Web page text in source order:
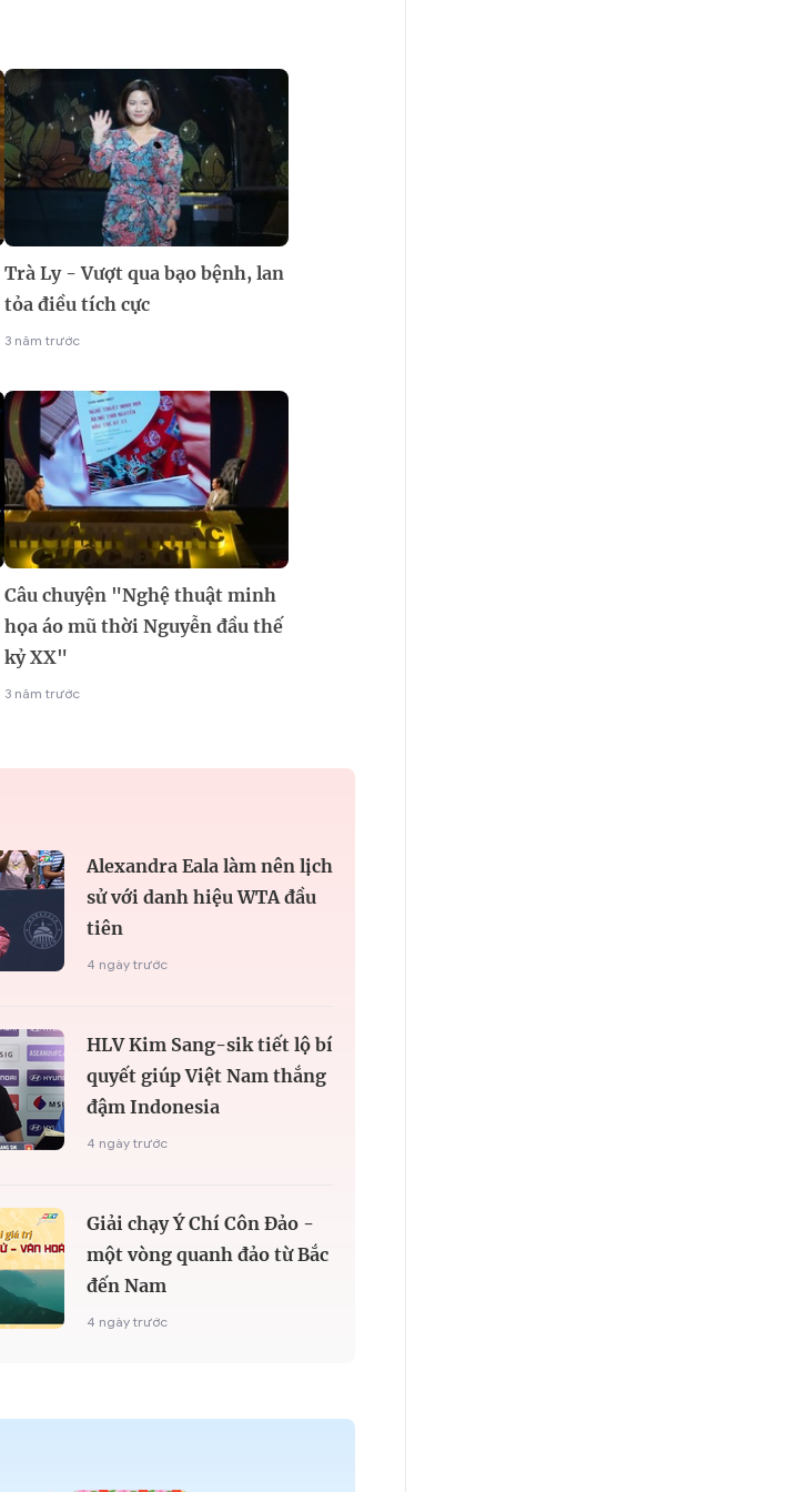
Trà Ly - Vượt qua bạo bệnh, lan
tỏa điều tích cực
3 năm trước
Câu chuyện "Nghệ thuật minh
họa áo mũ thời Nguyễn đầu thế
kỷ XX"
3 năm trước
Alexandra Eala làm nên lịch
sử với danh hiệu WTA đầu
tiên
4 ngày trước
HLV Kim Sang-sik tiết lộ bí
quyết giúp Việt Nam thắng
đậm Indonesia
4 ngày trước
Giải chạy Ý Chí Côn Đảo -
một vòng quanh đảo từ Bắc
đến Nam
4 ngày trước